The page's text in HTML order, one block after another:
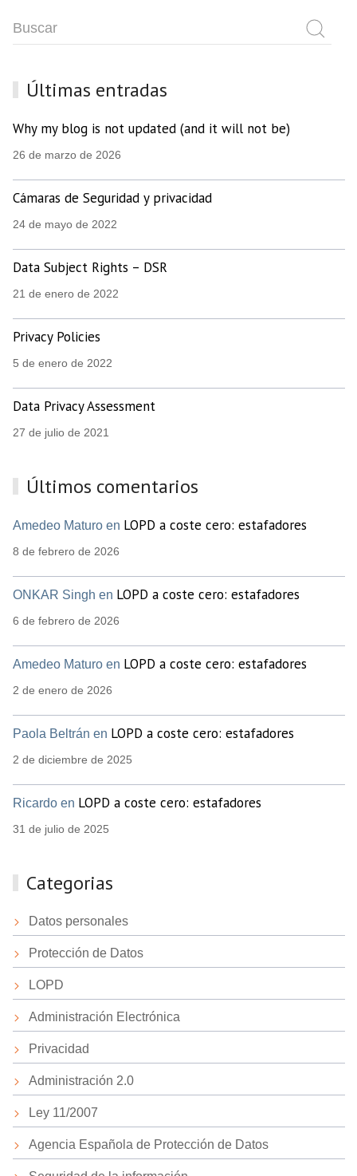
Últimas entradas
Why my blog is not updated (and it will not be)
26 de marzo de 2026
Cámaras de Seguridad y privacidad
24 de mayo de 2022
Data Subject Rights – DSR
21 de enero de 2022
Privacy Policies
5 de enero de 2022
Data Privacy Assessment
27 de julio de 2021
Últimos comentarios
Amedeo Maturo en LOPD a coste cero: estafadores
8 de febrero de 2026
ONKAR Singh en LOPD a coste cero: estafadores
6 de febrero de 2026
Amedeo Maturo en LOPD a coste cero: estafadores
2 de enero de 2026
Paola Beltrán en LOPD a coste cero: estafadores
2 de diciembre de 2025
Ricardo en LOPD a coste cero: estafadores
31 de julio de 2025
Categorias
Datos personales
Protección de Datos
LOPD
Administración Electrónica
Privacidad
Administración 2.0
Ley 11/2007
Agencia Española de Protección de Datos